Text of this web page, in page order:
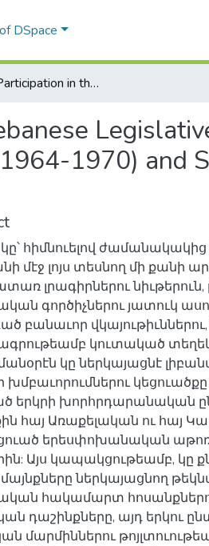
DSpace
Armenian Participation in the Lebanese Legislative Elections during the Presidencies of Charles Helou (1964-1970) and Suleiman Frangieh (1970-1976)
1970) and
հիմնուելով
մէջ լոյս տեսնող մի քանի
լրագիրներու
գործիչներու յատուկ
բանաւոր
կուտակած
կը ներկայացնէ
կեցուածքը
երկրի խորհրդարանական
հայ Առաքելական ու հայ
երեսփոխանական
Այս կապակցութեամբ, կը
ներկայացնող
հակամարտ
դաշինքները, այդ երկու
մարմիններու